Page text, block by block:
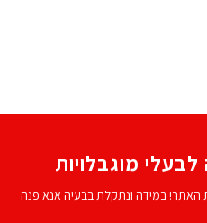
מוגבלויות
האתר! במידה ונתקלת בבעיה אנא פנה